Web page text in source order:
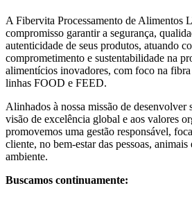
A Fibervita Processamento de Alimentos
compromisso garantir a segurança,
autenticidade de seus produtos, atuando
comprometimento e sustentabilidade na
alimentícios inovadores, com foco na fibra
linhas FOOD e FEED.
Alinhados à nossa missão de desenvolver
visão de excelência global e aos valores
promovemos uma gestão responsável,
cliente, no bem-estar das pessoas,
ambiente.
Buscamos continuamente: